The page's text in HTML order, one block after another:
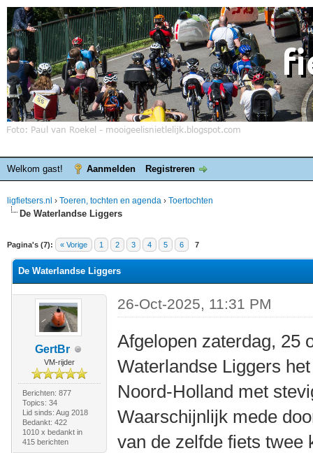
Welkom gast! Aanmelden Registreren
ligfietsers.nl › Toeren, tochten en agenda › Toertochten
De Waterlandse Liggers
Pagina's (7): « Vorige 1 2 3 4 5 6 7
waardering is 0
De Waterlandse Liggers
GertBr
VM-rijder
Berichten: 877
Topics: 34
Lid sinds: Aug 2018
Bedankt: 422
1010 x bedankt in
415 berichten
26-Oct-2025, 11:31 PM
Afgelopen zaterdag, 25
Waterlandse Liggers
Noord-Holland met
Waarschijnlijk mede
van de zelfde fiets twee